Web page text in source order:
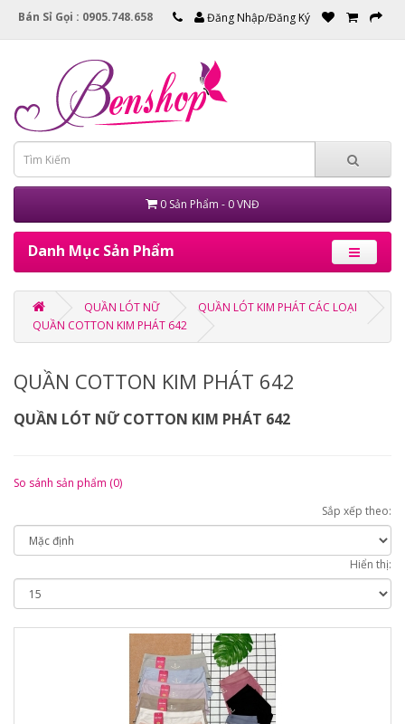
Bán Sỉ Gọi : 0905.748.658 Đăng Nhập/Đăng Ký
0 Sản Phẩm - 0 VNĐ
Danh Mục Sản Phẩm
QUẦN LÓT NỮ
QUẦN LÓT KIM PHÁT CÁC LOẠI
QUẦN COTTON KIM PHÁT 642
QUẦN COTTON KIM PHÁT 642
QUẦN LÓT NỮ COTTON KIM PHÁT 642
So sánh sản phẩm (0)
Sắp xếp theo:
Hiển thị: